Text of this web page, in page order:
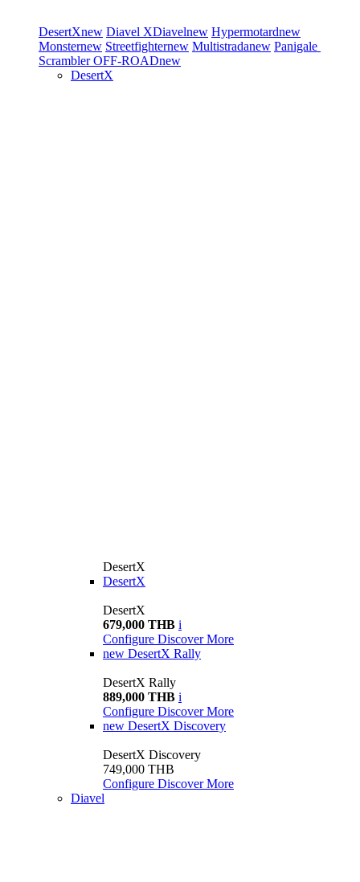
DesertXnew Diavel XDiavelnew Hypermotardnew
Monsternew Streetfighternew Multistradanew Panigale
ScramblerOFF-ROADnew
DesertX
DesertX
DesertX
DesertX
679,000 THB i
Configure Discover More
new DesertX Rally
DesertX Rally
889,000 THB i
Configure Discover More
new DesertX Discovery
DesertX Discovery
749,000 THB
Configure Discover More
Diavel